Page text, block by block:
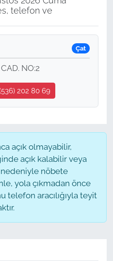
telefon ve
Çat
NO:2
202 80 69
açık olmayabilir,
açık kalabilir veya
nöbete
yola çıkmadan önce
telefon aracılığıyla teyit